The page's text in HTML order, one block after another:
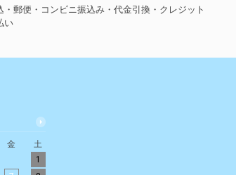
・郵便・コンビニ振込み・代金引換・クレジット
い
金
土
1